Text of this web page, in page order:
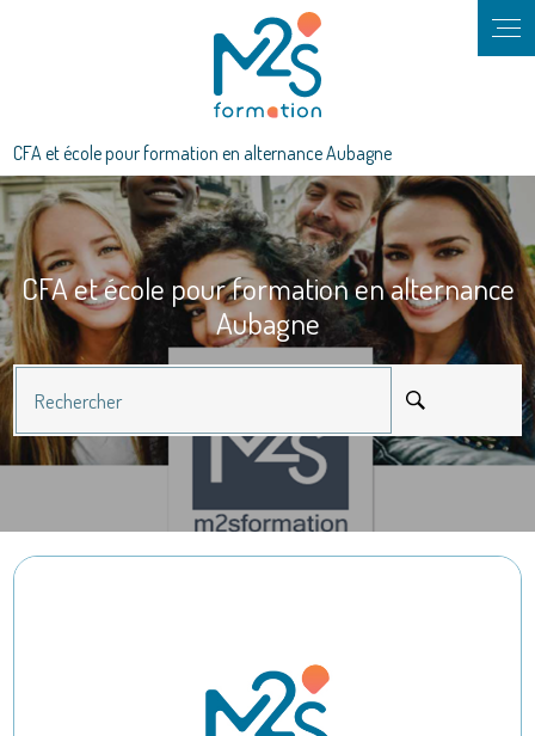
CFA et école pour formation en alternance Aubagne
CFA et école pour formation en alternance
Aubagne
Rechercher